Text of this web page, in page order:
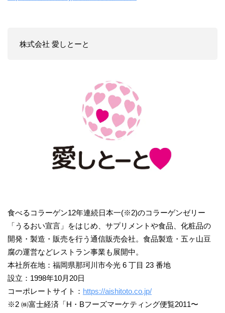
株式会社 愛しとーと
食べるコラーゲン12年連続日本一(※2)のコラーゲンゼリー
「うるおい宣言」をはじめ、サプリメントや食品、化粧品の
開発・製造・販売を行う通信販売会社。食品製造・五ヶ山豆
腐の運営などレストラン事業も展開中。
本社所在地：福岡県那珂川市今光 6 丁⽬ 23 番地
設⽴：1998年10⽉20⽇
コーポレートサイト： https://aishitoto.co.jp/
※2 ㈱富⼠経済「H・Bフーズマーケティング便覧2011〜